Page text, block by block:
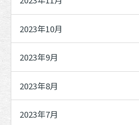
2023年10月
2023年9月
2023年8月
2023年7月